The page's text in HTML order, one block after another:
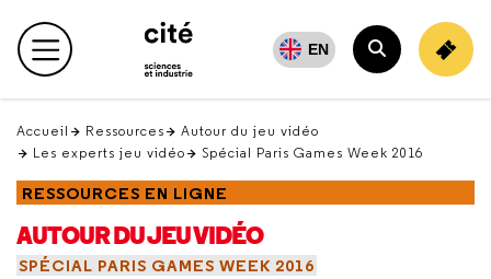
en
haut Menu principal EN
Rechercher
Accueil Ressources
Autour du jeu vidéo
Les experts jeu vidéo
Spécial Paris Games Week 2016
RESSOURCES EN LIGNE
AUTOUR DU JEU VIDÉO
SPÉCIAL PARIS GAMES WEEK 2016